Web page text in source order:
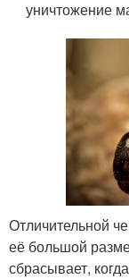
уничтожение
Отличительной
её большой
сбрасывает,